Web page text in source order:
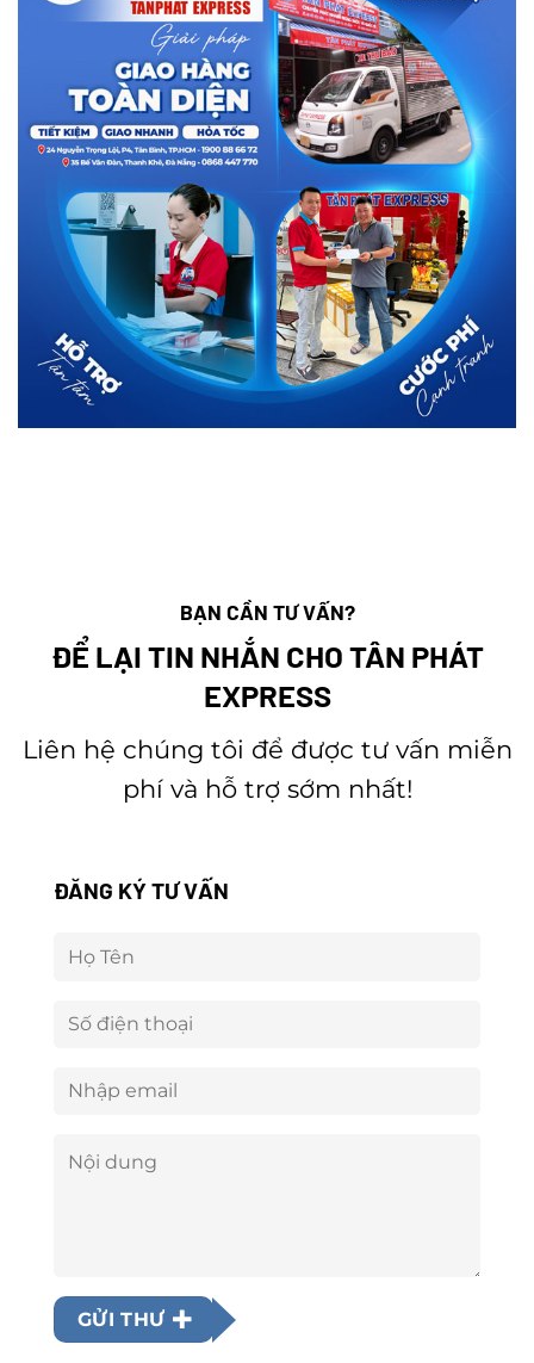
BẠN CẦN TƯ VẤN?
ĐỂ LẠI TIN NHẮN CHO TÂN PHÁT
EXPRESS
Liên hệ chúng tôi để được tư vấn miễn
phí và hỗ trợ sớm nhất!
ĐĂNG KÝ TƯ VẤN
GỬI THƯ